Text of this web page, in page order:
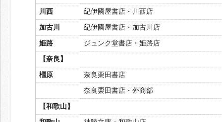
川西
紀伊國屋書店・川西店
加古川
紀伊國屋書店・加古川店
姫路
ジュンク堂書店・姫路店
【奈良】
橿原
奈良栗田書店
奈良栗田書店・外商部
【和歌山】